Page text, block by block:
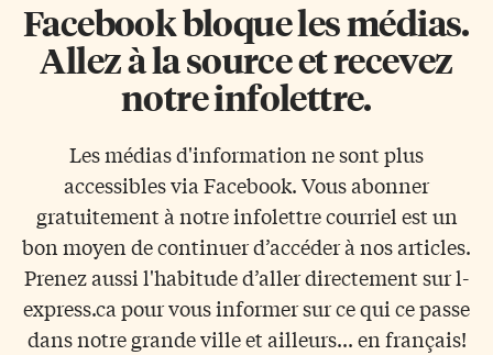
Facebook bloque les médias.
Allez à la source et recevez
notre infolettre.
Les médias d'information ne sont plus
accessibles via Facebook. Vous abonner
gratuitement à notre infolettre courriel est un
bon moyen de continuer d’accéder à nos articles.
Prenez aussi l'habitude d’aller directement sur l-
express.ca pour vous informer sur ce qui ce passe
dans notre grande ville et ailleurs... en français!